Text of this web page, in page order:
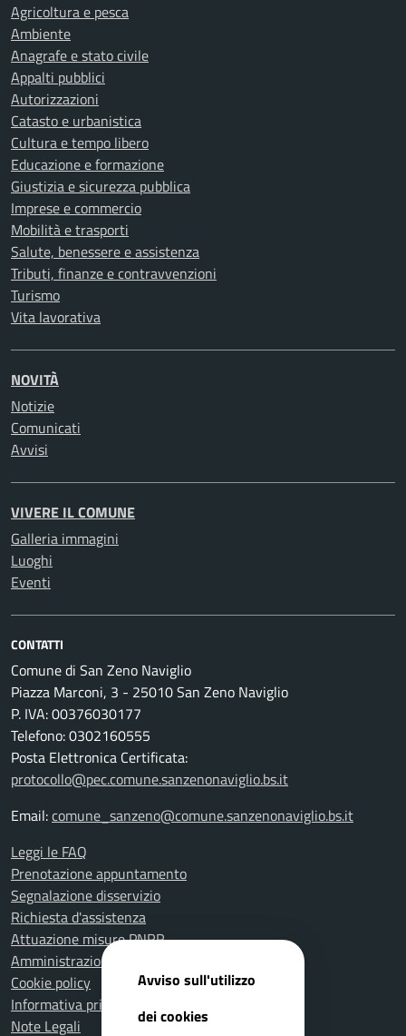
Agricoltura e pesca
Ambiente
Anagrafe e stato civile
Appalti pubblici
Autorizzazioni
Catasto e urbanistica
Cultura e tempo libero
Educazione e formazione
Giustizia e sicurezza pubblica
Imprese e commercio
Mobilità e trasporti
Salute, benessere e assistenza
Tributi, finanze e contravvenzioni
Turismo
Vita lavorativa
NOVITÀ
Notizie
Comunicati
Avvisi
VIVERE IL COMUNE
Galleria immagini
Luoghi
Eventi
CONTATTI
Comune di San Zeno Naviglio
Piazza Marconi, 3 - 25010 San Zeno Naviglio
P. IVA: 00376030177
Telefono: 0302160555
Posta Elettronica Certificata:
protocollo@pec.comune.sanzenonaviglio.bs.it
Email:comune_sanzeno@comune.sanzenonaviglio.bs.it
Leggi le FAQ
Prenotazione appuntamento
Segnalazione disservizio
Richiesta d'assistenza
Attuazione misure PNRR
Amministrazione trasparente
Cookie policy
Informativa privacy
Note Legali
Avviso sull'utilizzo
dei cookies